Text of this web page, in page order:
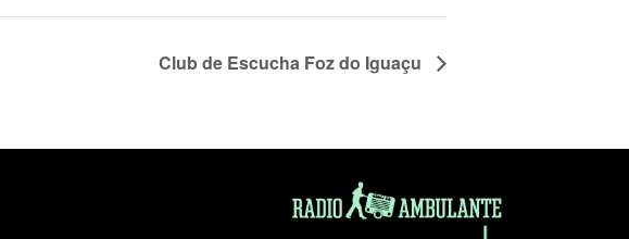
Club de Escucha Foz do Iguaçu